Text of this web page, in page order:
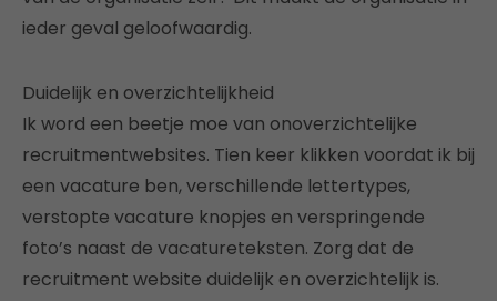
ieder geval geloofwaardig.
Duidelijk en overzichtelijkheid
Ik word een beetje moe van onoverzichtelijke
recruitmentwebsites. Tien keer klikken voordat ik bij
een vacature ben, verschillende lettertypes,
verstopte vacature knopjes en verspringende
foto’s naast de vacatureteksten. Zorg dat de
recruitment website duidelijk en overzichtelijk is.